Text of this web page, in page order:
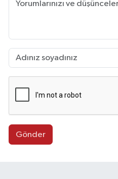
Gönder